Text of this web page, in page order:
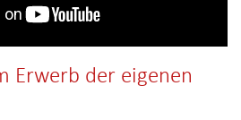
Erwerb der eigenen